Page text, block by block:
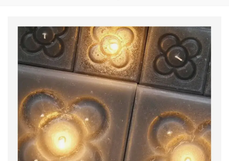
Médaille commémorative Gaudí
Motxilla Stivibags